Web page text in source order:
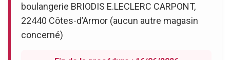
boulangerie BRIODIS E.LECLERC CARPONT,
22440 Côtes-d’Armor (aucun autre magasin
concerné)